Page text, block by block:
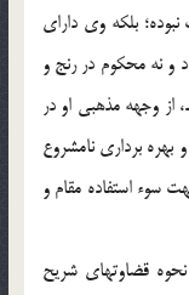
بلکه وی دارای
و نه محکوم در رنج و
از وجهه مذهبی او در
برداری نامشروع
سوء استفاده مقام و
قضاوتهای شریح